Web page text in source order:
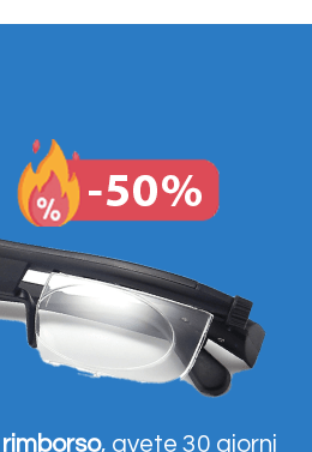
, avete 30 giorni